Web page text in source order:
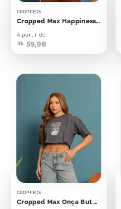
CROPPEDS
Cropped Max Happiness Tastes Like Chocolate
A partir de:
R$ 59,98
CROPPEDS
Cropped Max Onça But First Coffee